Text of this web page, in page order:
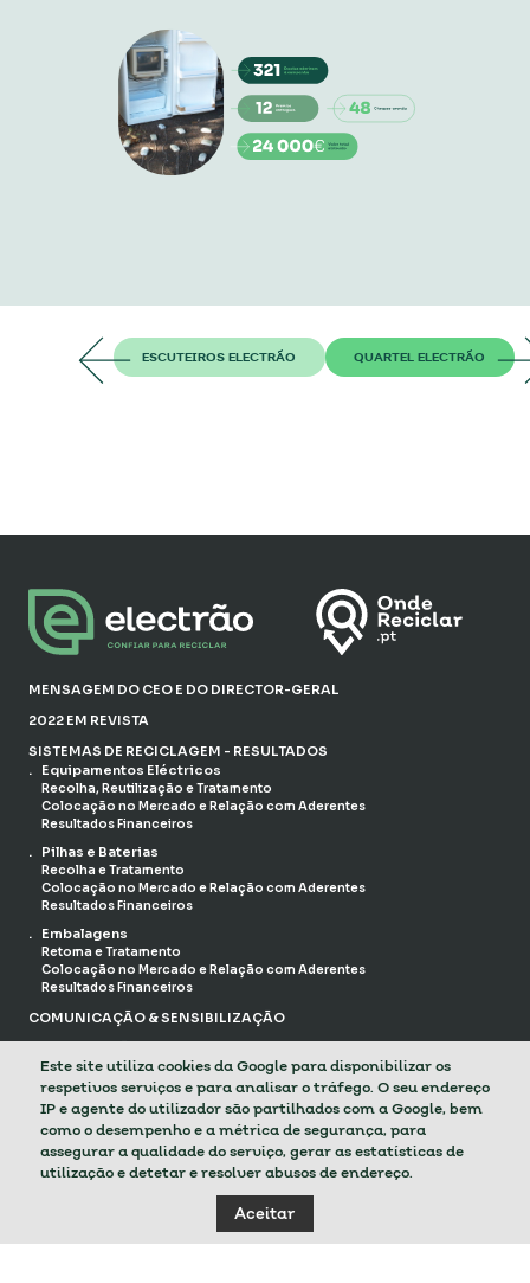
ESCUTEIROS ELECTRÃO QUARTEL ELECTRÃO
MENSAGEM DO CEO E DO DIRECTOR-GERAL
2022 EM REVISTA
SISTEMAS DE RECICLAGEM - RESULTADOS
Equipamentos Eléctricos
Recolha, Reutilização e Tratamento
Colocação no Mercado e Relação com Aderentes
Resultados Financeiros
Pilhas e Baterias
Recolha e Tratamento
Colocação no Mercado e Relação com Aderentes
Resultados Financeiros
Embalagens
Retoma e Tratamento
Colocação no Mercado e Relação com Aderentes
Resultados Financeiros
COMUNICAÇÃO & SENSIBILIZAÇÃO
Responsabilidade Social
Governança e Associados
Recursos Humanos
DESAFIOS DE 2022
PREVIEW 2023
POLÍTICA DE PRIVACIDADE
Este site utiliza cookies da Google para disponibilizar os
respetivos serviços e para analisar o tráfego. O seu endereço
IP e agente do utilizador são partilhados com a Google, bem
como o desempenho e a métrica de segurança, para
assegurar a qualidade do serviço, gerar as estatísticas de
utilização e detetar e resolver abusos de endereço.
Aceitar